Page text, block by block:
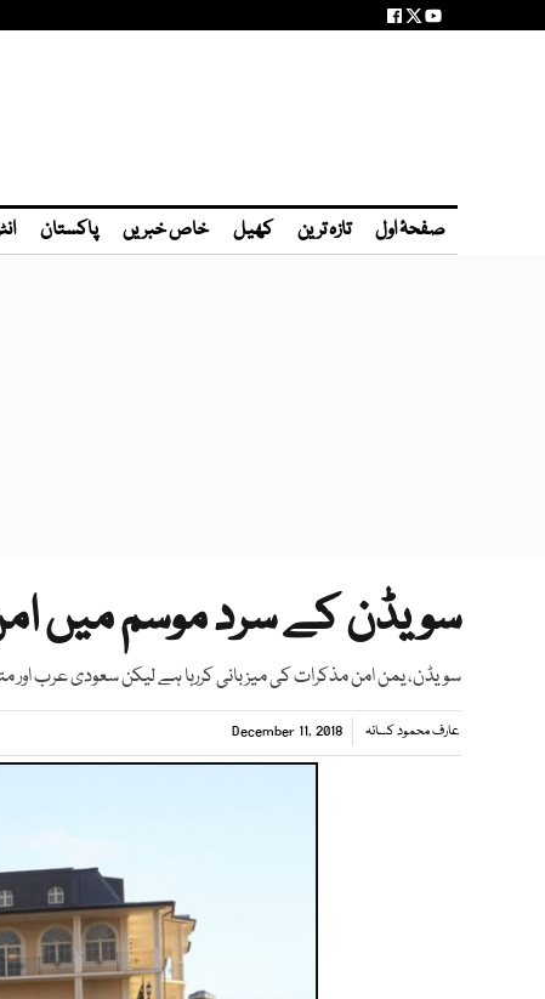
صفحۂ اول تازہ ترین کھیل خاص خبریں پاکستان
سویڈن کے سرد موسم میں
سویڈن، یمن امن مذکرات کی میزبانی کررہا ہے لیکن سعودی عرب
عارف محمود کسانہ December 11, 2018